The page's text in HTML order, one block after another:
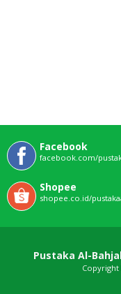
Facebook
facebook.com/
Shopee
shopee.co.id/
Pustaka Al-
Copyright